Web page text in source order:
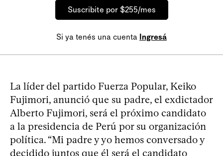
Suscribite por $255/mes
Si ya tenés una cuenta Ingresá
La líder del partido Fuerza Popular, Keiko
Fujimori, anunció que su padre, el exdictador
Alberto Fujimori, será el próximo candidato
a la presidencia de Perú por su organización
política. “Mi padre y yo hemos conversado y
decidido juntos que él será el candidato